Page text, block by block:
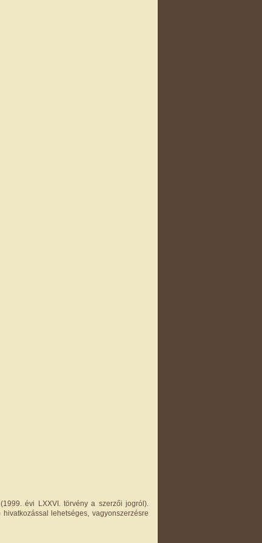
évi LXXVI. törvény a szerzői jogról).
lehetséges, vagyonszerzésre